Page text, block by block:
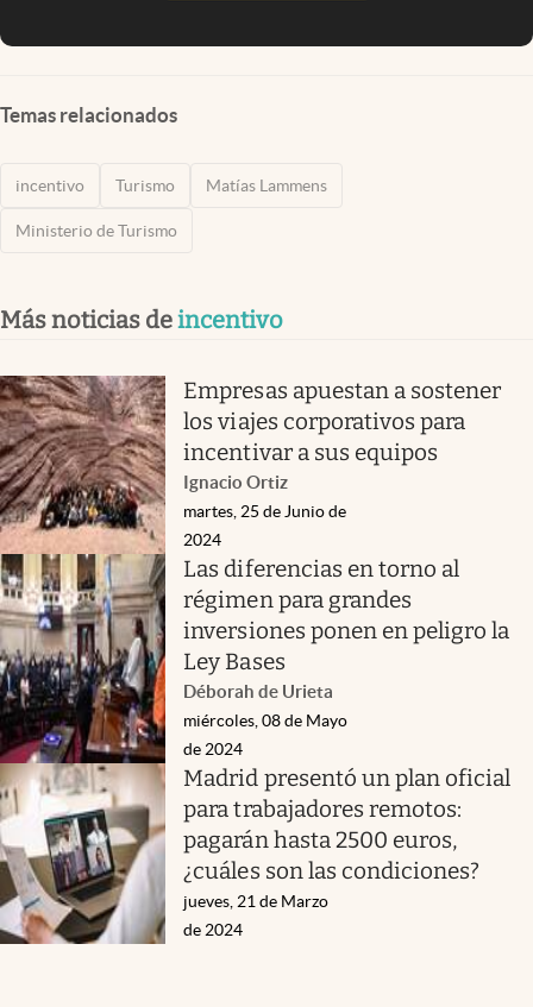
Temas relacionados
incentivo Turismo Matías Lammens
Ministerio de Turismo
Más noticias deincentivo
Empresas apuestan a sostener
los viajes corporativos para
incentivar a sus equipos
Ignacio Ortiz
martes, 25 de Junio de
2024
Las diferencias en torno al
régimen para grandes
inversiones ponen en peligro la
Ley Bases
Déborah de Urieta
miércoles, 08 de Mayo
de 2024
Madrid presentó un plan oficial
para trabajadores remotos:
pagarán hasta 2500 euros,
¿cuáles son las condiciones?
jueves, 21 de Marzo
de 2024